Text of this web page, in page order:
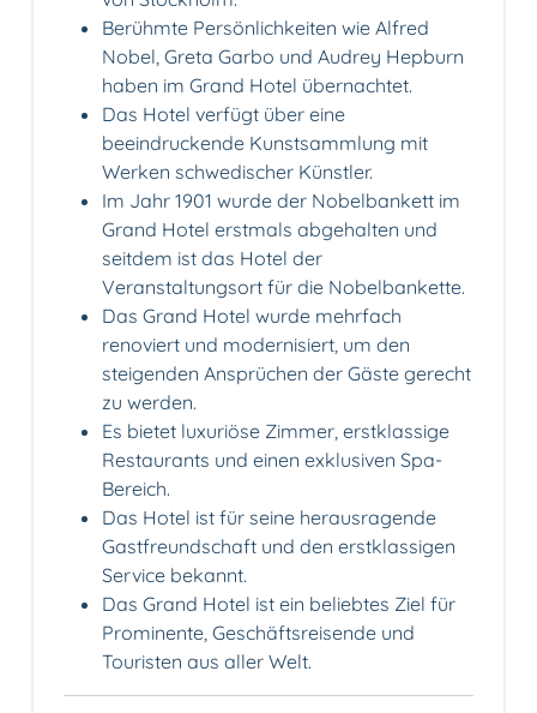
Berühmte Persönlichkeiten wie Alfred
Nobel, Greta Garbo und Audrey Hepburn
haben im Grand Hotel übernachtet.
Das Hotel verfügt über eine
beeindruckende Kunstsammlung mit
Werken schwedischer Künstler.
Im Jahr 1901 wurde der Nobelbankett im
Grand Hotel erstmals abgehalten und
seitdem ist das Hotel der
Veranstaltungsort für die Nobelbankette.
Das Grand Hotel wurde mehrfach
renoviert und modernisiert, um den
steigenden Ansprüchen der Gäste gerecht
zu werden.
Es bietet luxuriöse Zimmer, erstklassige
Restaurants und einen exklusiven Spa-
Bereich.
Das Hotel ist für seine herausragende
Gastfreundschaft und den erstklassigen
Service bekannt.
Das Grand Hotel ist ein beliebtes Ziel für
Prominente, Geschäftsreisende und
Touristen aus aller Welt.